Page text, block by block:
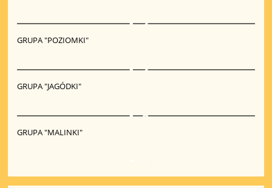
4
GRUPA "POZIOMKI"
4
GRUPA "JAGÓDKI"
2
GRUPA "MALINKI"